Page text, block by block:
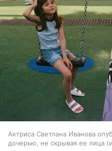
Актриса Светлана Иванова
дочерью, не скрывая ее лица